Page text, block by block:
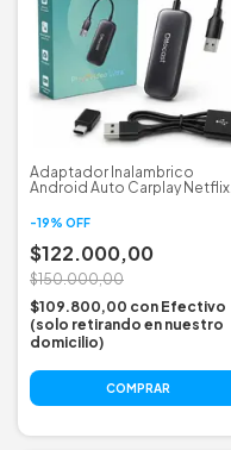
Adaptador Inalambrico
Android Auto Carplay Netflix
-19% OFF
$122.000,00
$150.000,00
$109.800,00 con Efectivo
(solo retirando en nuestro
domicilio)